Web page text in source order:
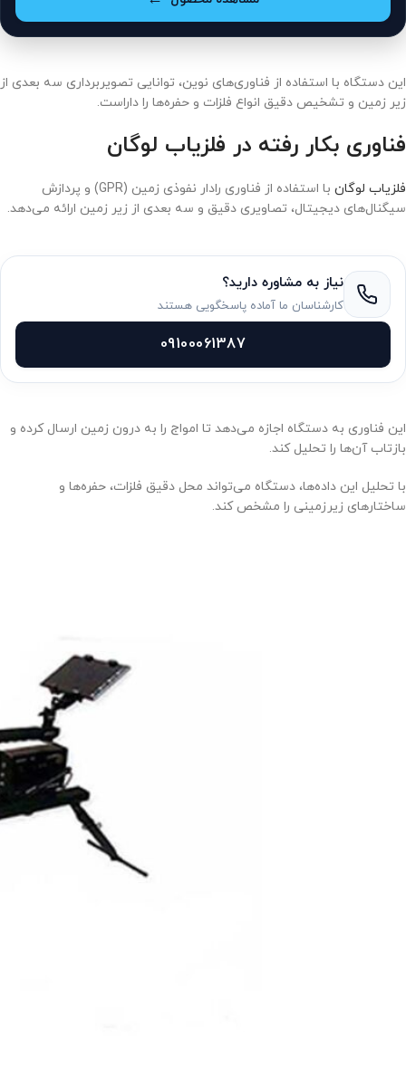
این دستگاه با استفاده از فناوری‌های نوین، توانایی تصویربرداری سه بعدی از
زیر زمین و تشخیص دقیق انواع فلزات و حفره‌ها را داراست.
فناوری بکار رفته در فلزیاب لوگان
فلزیاب لوگان
با استفاده از فناوری رادار نفوذی زمین (GPR) و پردازش
سیگنال‌های دیجیتال، تصاویری دقیق و سه بعدی از زیر زمین ارائه می‌دهد.
نیاز به مشاوره دارید؟
کارشناسان ما آماده پاسخگویی هستند
09100061387
این فناوری به دستگاه اجازه می‌دهد تا امواج را به درون زمین ارسال کرده و
بازتاب آن‌ها را تحلیل کند.
با تحلیل این داده‌ها، دستگاه می‌تواند محل دقیق فلزات، حفره‌ها و
ساختارهای زیرزمینی را مشخص کند.